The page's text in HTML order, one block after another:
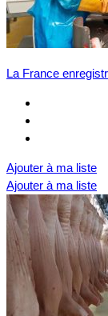
La France
Ajouter à ma liste
Ajouter à ma liste